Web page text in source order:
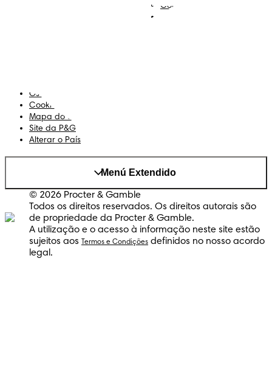
Contacta-nos
Os Meus Dados
Cookies
Mapa do Site
Site da P&G
Alterar o País
Menú Extendido
© 2026 Procter & Gamble
Todos os direitos reservados. Os direitos autorais são
de propriedade da Procter & Gamble.
A utilização e o acesso à informação neste site estão
sujeitos aos
Termos e Condições definidos no nosso acordo
legal.